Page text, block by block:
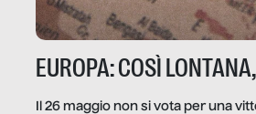
EUROPA: COSÌ
Il 26 maggio non si vota per una